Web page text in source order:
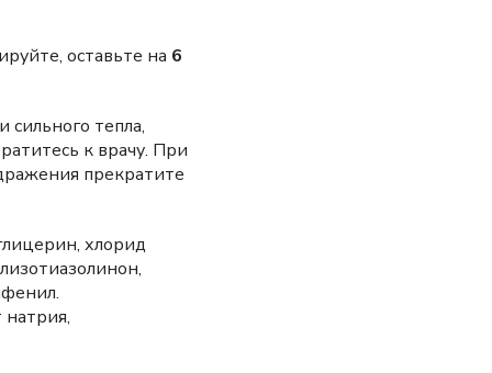
оставьте на 6
тепла,
к врачу. При
прекратите
хлорид
натрия,